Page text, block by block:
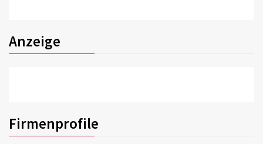
Anzeige
Firmenprofile